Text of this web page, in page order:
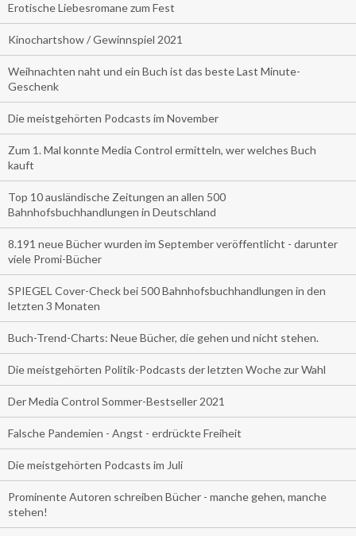
Erotische Liebesromane zum Fest
Kinochartshow / Gewinnspiel 2021
Weihnachten naht und ein Buch ist das beste Last Minute-
Geschenk
Die meistgehörten Podcasts im November
Zum 1. Mal konnte Media Control ermitteln, wer welches Buch
kauft
Top 10 ausländische Zeitungen an allen 500
Bahnhofsbuchhandlungen in Deutschland
8.191 neue Bücher wurden im September veröffentlicht - darunter
viele Promi-Bücher
SPIEGEL Cover-Check bei 500 Bahnhofsbuchhandlungen in den
letzten 3 Monaten
Buch-Trend-Charts: Neue Bücher, die gehen und nicht stehen.
Die meistgehörten Politik-Podcasts der letzten Woche zur Wahl
Der Media Control Sommer-Bestseller 2021
Falsche Pandemien - Angst - erdrückte Freiheit
Die meistgehörten Podcasts im Juli
Prominente Autoren schreiben Bücher - manche gehen, manche
stehen!